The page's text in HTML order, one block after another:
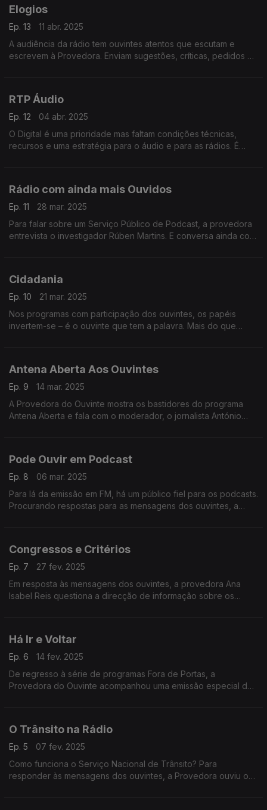
Elogios
Ep. 13
11 abr. 2025
A audiência da rádio tem ouvintes atentos que escutam e
escrevem à Provedora. Enviam sugestões, críticas, pedidos de
RTP Áudio
Ep. 12
04 abr. 2025
O Digital é uma prioridade mas faltam condições técnicas,
recursos e uma estratégia para o áudio e para as rádios. É
Rádio com ainda mais Ouvidos
Ep. 11
28 mar. 2025
Para falar sobre um Serviço Público de Podcast, a provedora
entrevista o investigador Rúben Martins. E conversa ainda com
Cidadania
Ep. 10
21 mar. 2025
Nos programas com participação dos ouvintes, os papéis
invertem-se – é o ouvinte que tem a palavra. Mais do que
Antena Aberta Aos Ouvintes
Ep. 9
14 mar. 2025
A Provedora do Ouvinte mostra os bastidores do programa
Antena Aberta e fala com o moderador, o jornalista António
Pode Ouvir em Podcast
Ep. 8
06 mar. 2025
Para lá da emissão em FM, há um público fiel para os podcasts.
Procurando respostas para as mensagens dos ouvintes, a
Congressos e Critérios
Ep. 7
27 fev. 2025
Em resposta às mensagens dos ouvintes, a provedora Ana
Isabel Reis questiona a direcção de informação sobre os
Há Ir e Voltar
Ep. 6
14 fev. 2025
De regresso à série de programas Fora de Portas, a
Provedora do Ouvinte acompanhou uma emissão especial da
O Trânsito na Rádio
Ep. 5
07 fev. 2025
Como funciona o Serviço Nacional de Trânsito? Para
responder às mensagens dos ouvintes, a Provedora ouviu o